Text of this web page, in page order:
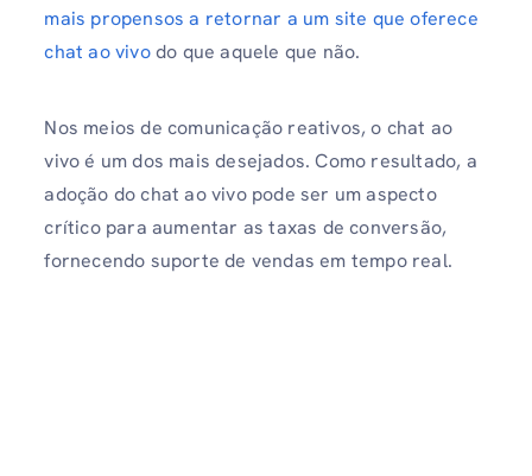
mais propensos a retornar a um site que oferece
chat ao vivodo que aquele que não.
Nos meios de comunicação reativos, o chat ao
vivo é um dos mais desejados. Como resultado, a
adoção do chat ao vivo pode ser um aspecto
crítico para aumentar as taxas de conversão,
fornecendo suporte de vendas em tempo real.